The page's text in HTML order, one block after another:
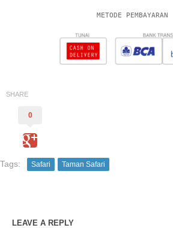
METODE PEMBAYARAN
SHARE
0
Tags: Safari Taman Safari
LEAVE A REPLY